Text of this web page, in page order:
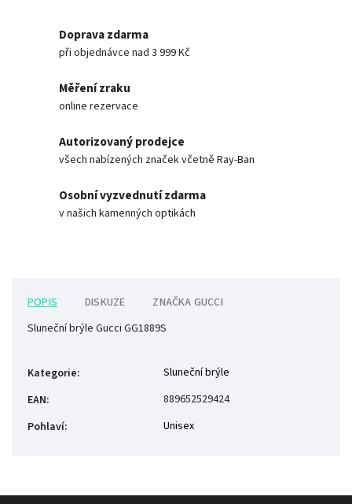
Doprava zdarma
při objednávce nad 3 999 Kč
Měření zraku
online rezervace
Autorizovaný prodejce
všech nabízených značek včetně Ray-Ban
Osobní vyzvednutí zdarma
v našich kamenných optikách
POPIS DISKUZE ZNAČKA GUCCI
Sluneční brýle Gucci GG1889S
Kategorie:
Sluneční brýle
EAN:
889652529424
Pohlaví: Unisex